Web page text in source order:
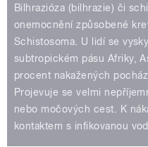
Bilhrazióza (bilhrazie) či
onemocnění způsobené
Schistosoma. U lidí se
subtropickém pásu Afriky,
procent nakažených
Projevuje se velmi
nebo močových cest. K
kontaktem s infikovanou